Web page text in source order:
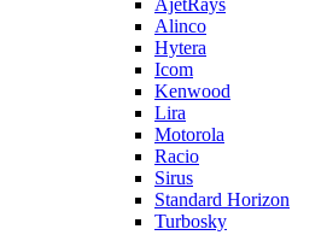
AjetRays
Alinco
Hytera
Icom
Kenwood
Lira
Motorola
Racio
Sirus
Standard Horizon
Turbosky